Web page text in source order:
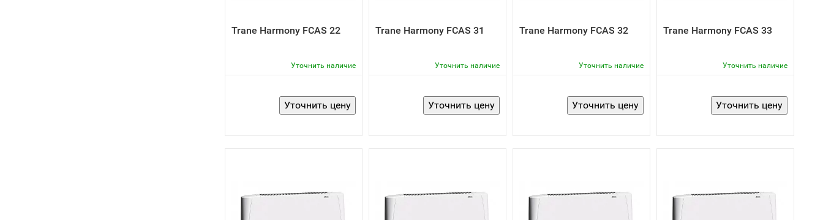
Trane Harmony FCAS 22
Уточнить наличие
Trane Harmony FCAS 31
Уточнить наличие
Trane Harmony FCAS 32
Уточнить наличие
Trane Harmony FCAS 33
Уточнить наличие